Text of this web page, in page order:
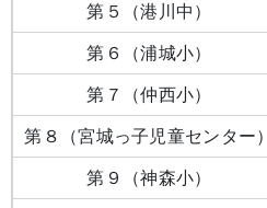
第５（港川中）
第６（浦城小）
第７（仲西小）
第８（宮城っ子児童センター）
第９（神森小）